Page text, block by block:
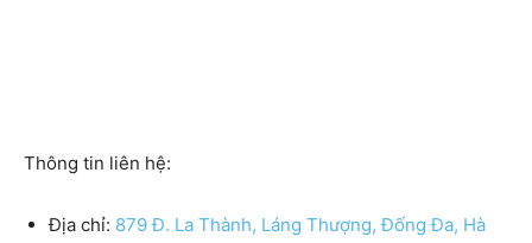
Thông tin liên hệ:
Địa chỉ: 879 Đ. La Thành, Láng Thượng, Đống Đa, Hà